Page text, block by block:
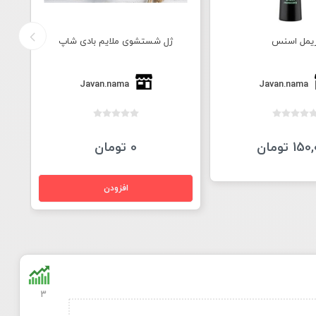
اسنس
Javan.nama
تومان
ژل شستشوی ملایم بادی شاپ
Javan.nama
0 تومان
3